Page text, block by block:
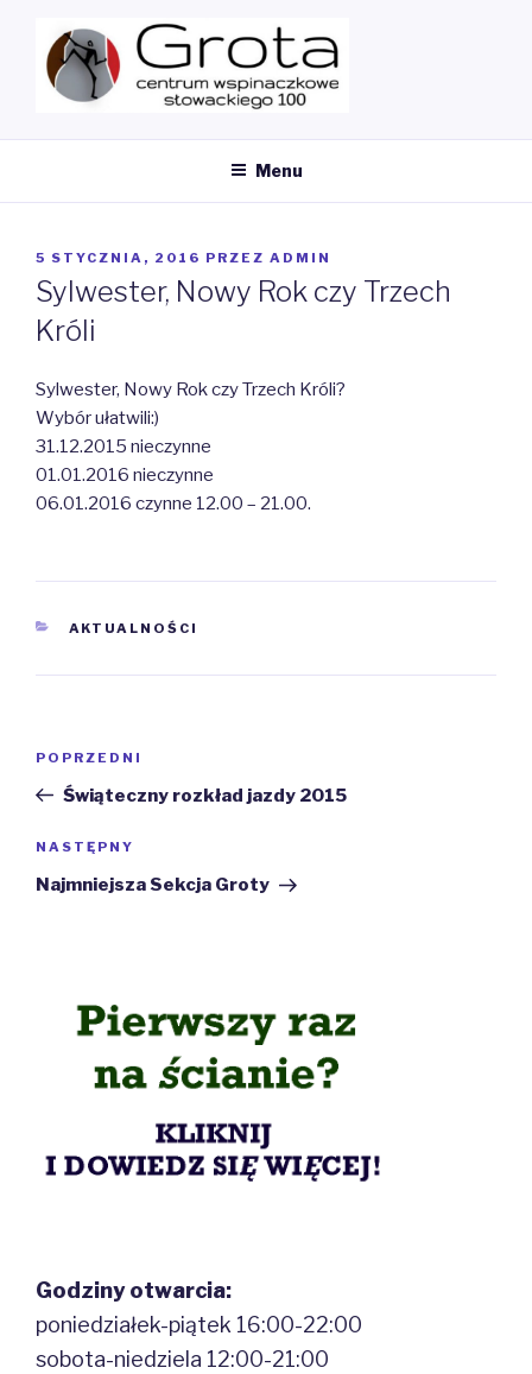
MY CMS
Menu
OPUBLIKOWANE
W
5 STYCZNIA, 2016 PRZEZ ADMIN
Sylwester, Nowy Rok czy Trzech
Króli
Sylwester, Nowy Rok czy Trzech Króli?
Wybór ułatwili:)
31.12.2015 nieczynne
01.01.2016 nieczynne
06.01.2016 czynne 12.00 – 21.00.
KATEGORIE
AKTUALNOŚCI
wpisu
Poprzedni
wpis
POPRZEDNI
Świąteczny rozkład jazdy 2015
Następny
wpis
NASTĘPNY
Najmniejsza Sekcja Groty
Godziny otwarcia:
poniedziałek-piątek 16:00-22:00
sobota-niedziela 12:00-21:00